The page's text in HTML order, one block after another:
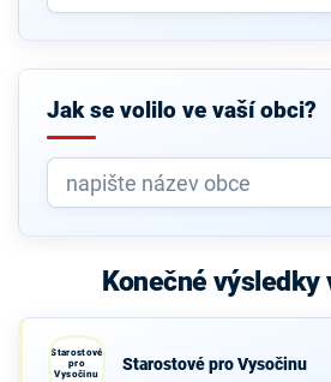
Jak se volilo ve vaší obci?
Konečné výsledky
Starostové
pro
Vysočinu
Starostové pro Vysočinu